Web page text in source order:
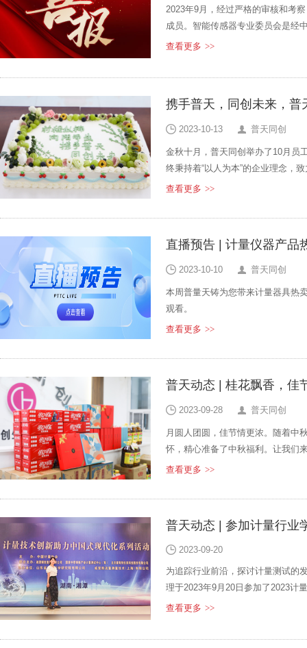
2023年9月，经过严格的审核和考
成员。智能传感器专业委员会是经
感器技术研究、产品设计、研发、
查看更多 >>
携手普天，同创未来，普
2023-10-13 普天同创
金秋十月，普天同创举办了10月员
终秉持着“以人为本”的企业理念，
查看更多 >>
直播预告 | 计量仪器产品
2023-10-10 普天同创
本周普量天铸为您带来计量器具热
观看。
查看更多 >>
普天动态 | 桂花飘香，佳
2023-09-28 普天同创
月圆人团圆，佳节情更浓。随着中
怀，精心准备了中秋福利。让我们
查看更多 >>
普天动态 | 参加计量行业
2023-09-20
为追踪行业前沿，探讨计量测试的
理于2023年9月20日参加了2023计
流、展示最新技术成果，就数字化
查看更多 >>